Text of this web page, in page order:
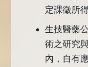
定課徵所得
生技醫藥
術之研究
內，自有